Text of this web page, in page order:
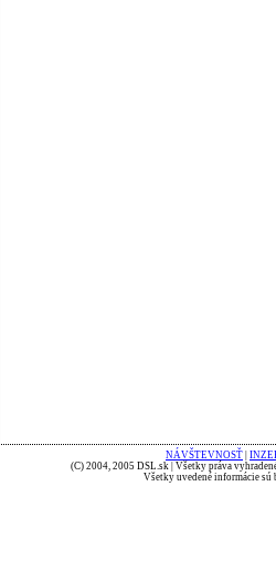
NÁVŠTEVNOSŤ
(C) 2004, 2005 DSL.sk | Všetky práva
Všetky uvedené informácie sú